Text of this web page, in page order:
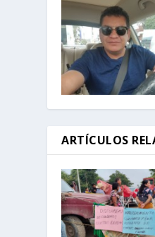
ARTÍCULOS